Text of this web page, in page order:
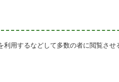
用するなどして多数の者に閲覧させ